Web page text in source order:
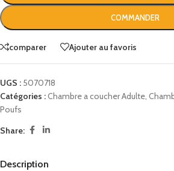
COMMANDER
comparer Ajouter au favoris
UGS : 5070718
Catégories :Chambre a coucher Adulte,
Poufs
Share:
Description